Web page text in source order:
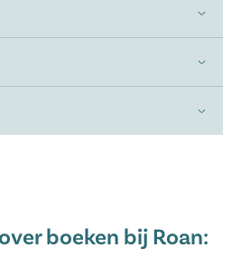
boeken bij Roan: